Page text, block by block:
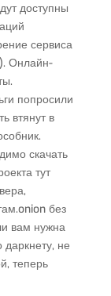
доступны
сервиса
Онлайн-
попросили
втянут в
скачать
тут
без
вам нужна
не
теперь